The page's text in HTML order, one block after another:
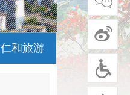
仁和旅游